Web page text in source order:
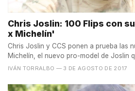
Chris Joslin: 100 Flips con
x Michelín'
Chris Joslin y CCS ponen a prueba las
Michelín, el nuevo pro-model de Joslin
IVÁN TORRALBO — 3 DE AGOSTO DE 2017